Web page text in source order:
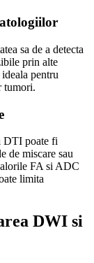
sa de a detecta
prin alte
pentru
tumori.
DTI poate fi
de miscare sau
FA si ADC
limita
DWI si